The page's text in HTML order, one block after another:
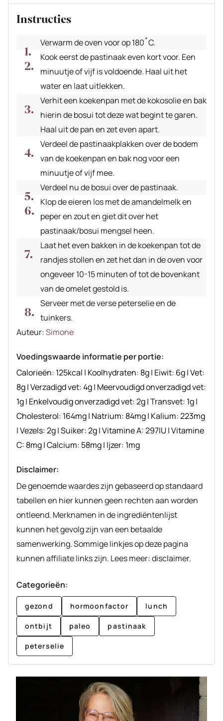
Instructies
Verwarm de oven voor op 180˚C.
Kook eerst de pastinaak even kort voor. Een
minuutje of vijf is voldoende. Haal uit het
water en laat uitlekken.
Verhit een koekenpan met de kokosolie en bak
hierin de bosui tot deze wat begint te garen.
Haal uit de pan en zet even apart.
Verdeel de pastinaakplakken over de bodem
van de koekenpan en bak nog voor een
minuutje of vijf mee.
Verdeel nu de bosui over de pastinaak.
Klop de eieren los met de amandelmelk en
peper en zout en giet dit over het
pastinaak/bosui mengsel heen.
Laat het even bakken in de koekenpan tot de
randjes stollen en zet het dan in de oven voor
ongeveer 10-15 minuten of tot de bovenkant
van de omelet gestold is.
Serveer met de verse peterselie en de
tuinkers.
Auteur
Auteur:Simone
Voedingswaarde informatie per portie:
Calorieën: 125kcal | Koolhydraten: 8g| Eiwit: 6g|Vet:
8g|Verzadigd vet:4g| Meervoudigd onverzadigd vet:
1g| Enkelvoudig onverzadigd vet:2g|Transvet: 1g|
Cholesterol: 164mg| Natrium: 84mg| Kalium:223mg
|Vezels:2g|Suiker:2g|Vitamine A:297IU|Vitamine
C: 8mg|Calcium: 58mg| Ijzer: 1mg
Disclaimer:
De genoemde waardes zijn gebaseerd op standaard
tabellen en hier kunnen geen rechten aan worden
ontleend. Merknamen in de ingrediëntenlijst
kunnen het gevolg zijn van een betaalde
samenwerking. Sommige linkjes op deze pagina
kunnen affiliate links zijn. Lees meer: disclaimer.
Categorieën:
gezond hormoonfactor lunch
ontbijt paleo pastinaak
peterselie